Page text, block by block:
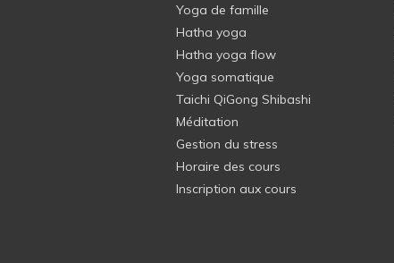
Yoga de famille
Hatha yoga
Hatha yoga flow
Yoga somatique
Taichi QiGong Shibashi
Méditation
Gestion du stress
Horaire des cours
Inscription aux cours